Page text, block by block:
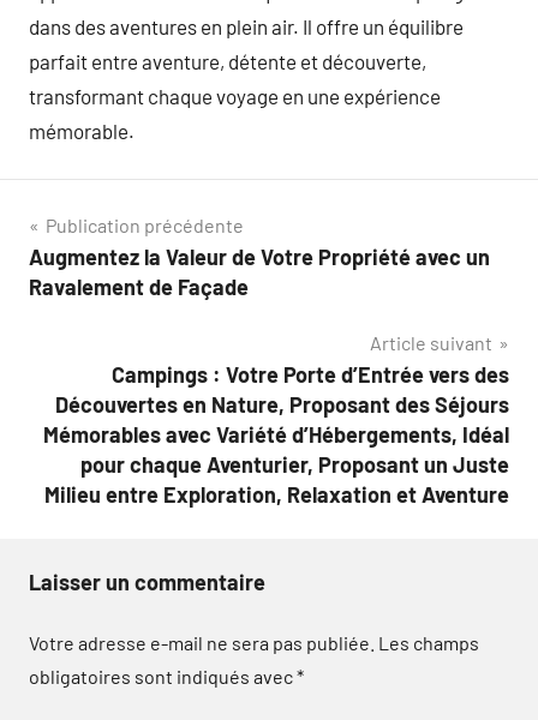
dans des aventures en plein air. Il offre un équilibre
parfait entre aventure, détente et découverte,
transformant chaque voyage en une expérience
mémorable.
Navigation
de
Publication précédente
Augmentez la Valeur de Votre Propriété avec un
Ravalement de Façade
Article suivant
Campings : Votre Porte d’Entrée vers des
Découvertes en Nature, Proposant des Séjours
Mémorables avec Variété d’Hébergements, Idéal
pour chaque Aventurier, Proposant un Juste
Milieu entre Exploration, Relaxation et Aventure
Laisser un commentaire
Votre adresse e-mail ne sera pas publiée. Les champs
obligatoires sont indiqués avec*